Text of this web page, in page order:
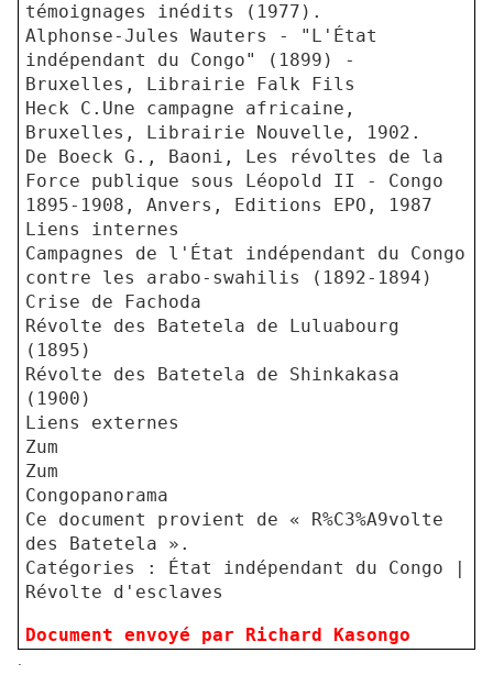
témoignages inédits (1977).
Alphonse-Jules Wauters - "L'État
indépendant du Congo" (1899) -
Bruxelles, Librairie Falk Fils
Heck C.Une campagne africaine,
Bruxelles, Librairie Nouvelle, 1902.
De Boeck G., Baoni, Les révoltes de la
Force publique sous Léopold II - Congo
1895-1908, Anvers, Editions EPO, 1987
Liens internes
Campagnes de l'État indépendant du Congo
contre les arabo-swahilis (1892-1894)
Crise de Fachoda
Révolte des Batetela de Luluabourg
(1895)
Révolte des Batetela de Shinkakasa
(1900)
Liens externes
Zum
Zum
Congopanorama
Ce document provient de « R%C3%A9volte
des Batetela ».
Catégories : État indépendant du Congo |
Révolte d'esclaves
Document envoyé par Richard Kasongo